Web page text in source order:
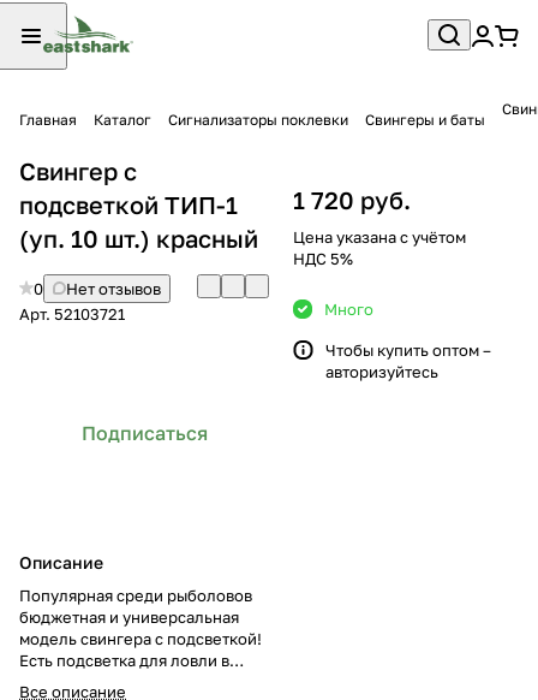
Главная Каталог Сигнализаторы поклевки Свингеры и баты
Свингер с
подсветкой ТИП-1
(уп. 10 шт.) красный
0
Нет отзывов
Арт. 52103721
Подписаться
Описание
Популярная среди рыболовов
бюджетная и универсальная
модель свингера с подсветкой!
Есть подсветка для ловли в
темное время суток.
Все описание
1 720 руб.
Цена указана с учётом
НДС 5%
Много
Чтобы купить оптом –
авторизуйтесь